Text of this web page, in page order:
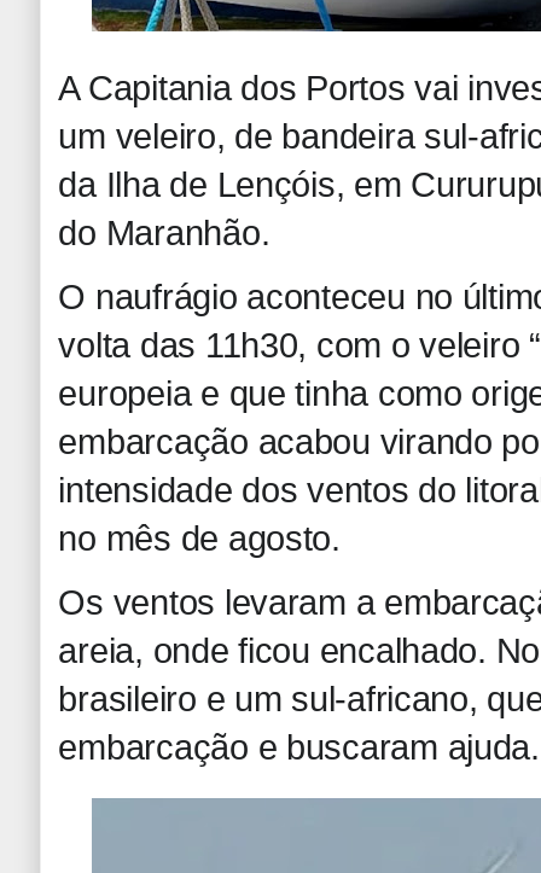
A Capitania dos Portos vai
um veleiro, de bandeira sul-
da Ilha de Lençóis, em
do Maranhão.
O naufrágio aconteceu no
volta das 11h30, com o veleiro
europeia e que tinha como
embarcação acabou virando
intensidade dos ventos do
no mês de agosto.
Os ventos levaram a
areia, onde ficou encalhado.
brasileiro e um sul-africano,
embarcação e buscaram ajuda.